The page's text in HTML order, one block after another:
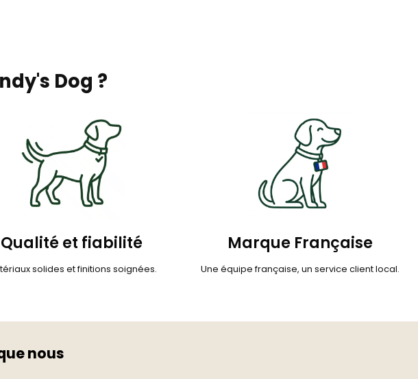
Dog ?
Qualité et fiabilité
solides et finitions soignées.
Marque Française
Une équipe française, un service client local.
nous